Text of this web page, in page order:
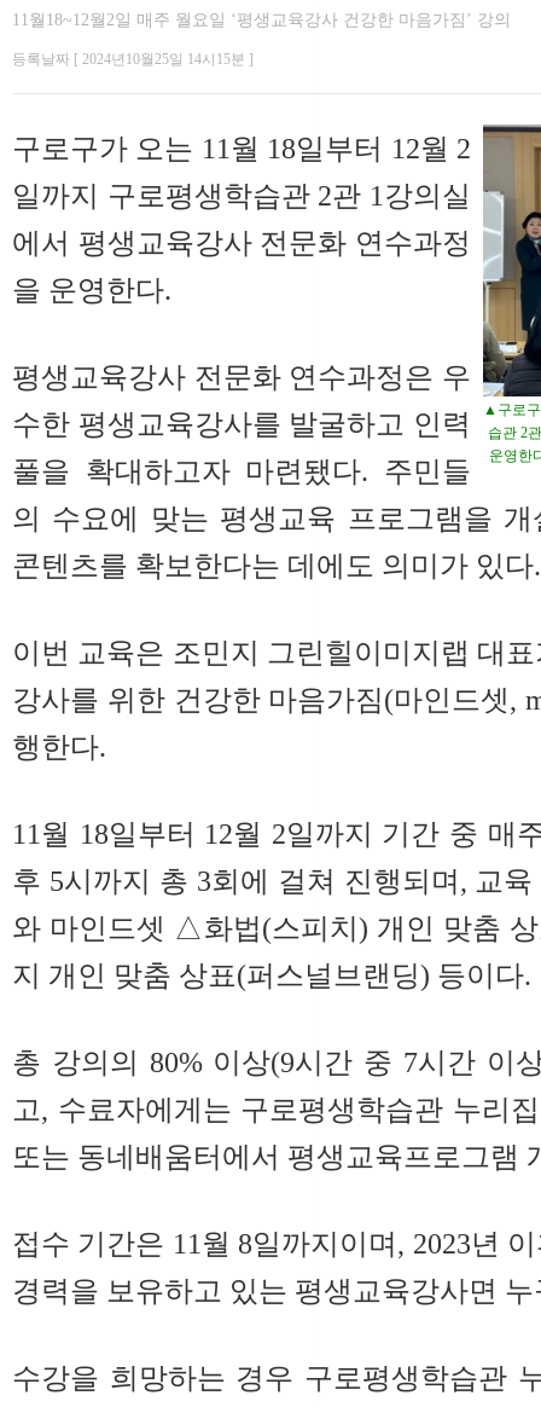
11월18~12월2일 매주 월요일 ‘평생교육강사 건강한 마음가짐’ 강의
등록날짜 [ 2024년10월25일 14시15분 ]
▲구로구
습관 2
운영한
구로구가 오는 11월 18일부터 12월 2
일까지 구로평생학습관 2관 1강의실
에서 평생교육강사 전문화 연수과정
을 운영한다.
평생교육강사 전문화 연수과정은 우
수한 평생교육강사를 발굴하고 인력
풀을 확대하고자 마련됐다. 주민들
의 수요에 맞는 평생교육 프로그램을
콘텐츠를 확보한다는 데에도 의미가 있다.
이번 교육은 조민지 그린힐이미지랩 대
강사를 위한 건강한 마음가짐(마인드셋,
행한다.
11월 18일부터 12월 2일까지 기간 중 매
후 5시까지 총 3회에 걸쳐 진행되며, 교
와 마인드셋 △화법(스피치) 개인 맞춤
지 개인 맞춤 상표(퍼스널브랜딩) 등이다.
총 강의의 80% 이상(9시간 중 7시간 이
고, 수료자에게는 구로평생학습관 누리
또는 동네배움터에서 평생교육프로그램
접수 기간은 11월 8일까지이며, 2023년
경력을 보유하고 있는 평생교육강사면
수강을 희망하는 경우 구로평생학습관